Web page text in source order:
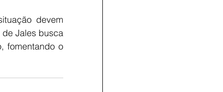
devem
de Jales busca
fomentando o